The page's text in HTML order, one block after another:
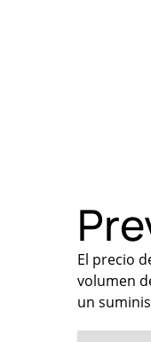
El precio
volumen
un